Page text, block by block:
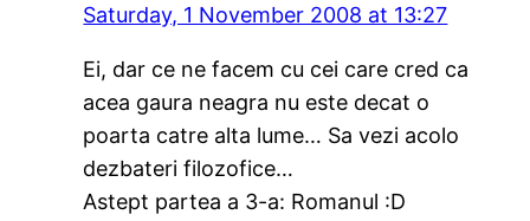
Saturday, 1 November 2008 at 13:27
Ei, dar ce ne facem cu cei care cred ca
acea gaura neagra nu este decat o
poarta catre alta lume… Sa vezi acolo
dezbateri filozofice…
Astept partea a 3-a: Romanul :D